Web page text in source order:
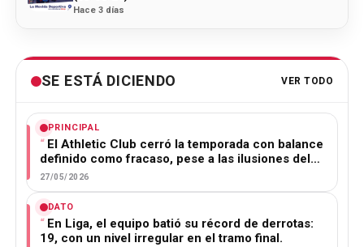
Hace 3 días
SE ESTÁ DICIENDO VER TODO
PRINCIPAL
El Athletic Club cerró la temporada con balance
definido como fracaso, pese a las ilusiones del…
27/05/2026
DATO
En Liga, el equipo batió su récord de derrotas:
19, con un nivel irregular en el tramo final.